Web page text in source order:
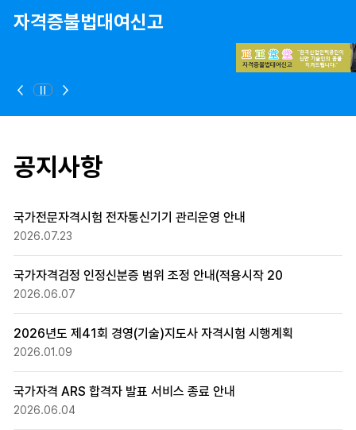
자격증불법대여신고
이전정지
공지사항
국가전문자격시험 전자통신기기 관리운영 안내
2026.07.23
국가자격검정 인정신분증 범위 조정 안내(적용시작 20
2026.06.07
2026년도 제41회 경영(기술)지도사 자격시험 시행계획
2026.01.09
국가자격 ARS 합격자 발표 서비스 종료 안내
2026.06.04